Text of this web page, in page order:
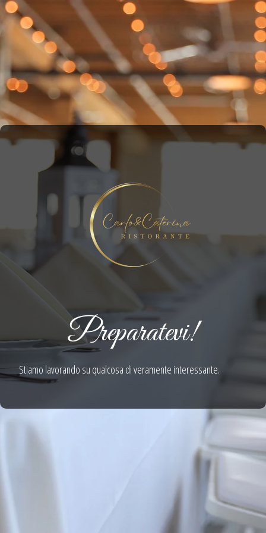
Preparatevi!
Stiamo lavorando su qualcosa di veramente interessante.